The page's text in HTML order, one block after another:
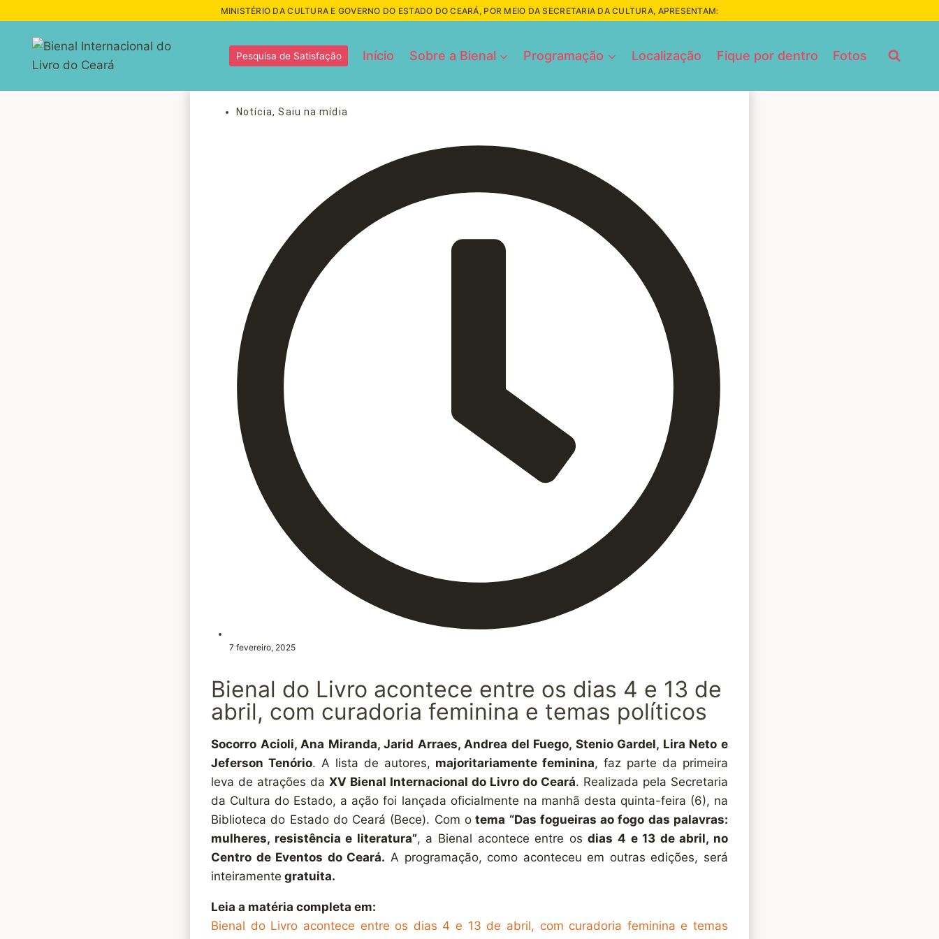
MINISTÉRIO DA CULTURA E GOVERNO DO ESTADO DO CEARÁ, POR MEIO DA SECRETARIA DA CULTURA, APRESENTAM:
Pesquisa de Satisfação Início Sobre a Bienal Programação Localização Fique por dentro Fotos
Notícia,Saiu na mídia
7 fevereiro, 2025
Bienal do Livro acontece entre os dias 4 e 13 de
abril, com curadoria feminina e temas políticos
Socorro Acioli, Ana Miranda, Jarid Arraes, Andrea del Fuego, Stenio Gardel, Lira Neto e
Jeferson Tenório. A lista de autores, majoritariamente feminina, faz parte da primeira
leva de atrações da XV Bienal Internacional do Livro do Ceará. Realizada pela Secretaria
da Cultura do Estado, a ação foi lançada oficialmente na manhã desta quinta-feira (6), na
Biblioteca do Estado do Ceará (Bece). Com o tema “Das fogueiras ao fogo das palavras:
mulheres, resistência e literatura”, a Bienal acontece entre osdias 4 e 13 de abril, no
Centro de Eventos do Ceará. A programação, como aconteceu em outras edições, será
inteiramente gratuita.
Leia a matéria completa em:
Bienal do Livro acontece entre os dias 4 e 13 de abril, com curadoria feminina e temas